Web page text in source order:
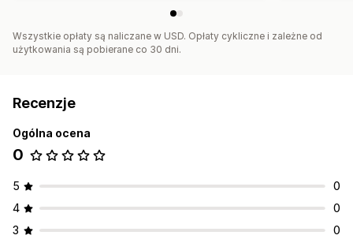
Wszystkie opłaty są naliczane w USD. Opłaty cykliczne i zależne od
użytkowania są pobierane co 30 dni.
Recenzje
Ogólna ocena
0
5
0
4
0
3
0